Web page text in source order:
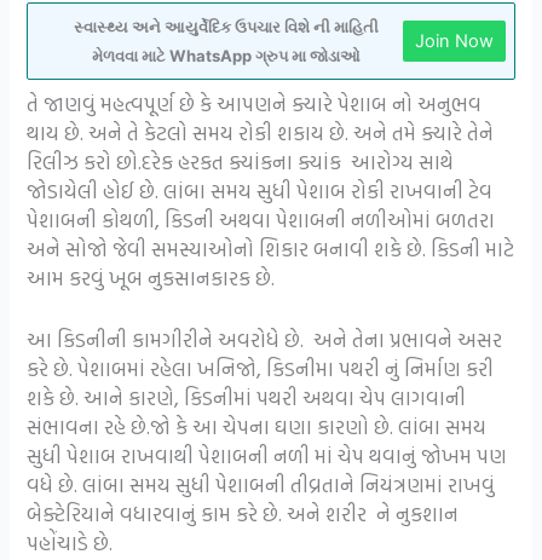
સ્વાસ્થ્ય અને આયુર્વેદિક ઉપચાર વિશે ની માહિતી
મેળવવા માટે WhatsApp ગ્રુપ મા જોડાઓ
Join Now
તે જાણવું મહત્વપૂર્ણ છે કે આપણને ક્યારે પેશાબ નો અનુભવ
થાય છે. અને તે કેટલો સમય રોકી શકાય છે. અને તમે ક્યારે તેને
રિલીઝ કરો છો.દરેક હરકત ક્યાંકના ક્યાંક આરોગ્ય સાથે
જોડાયેલી હોઈ છે. લાંબા સમય સુધી પેશાબ રોકી રાખવાની ટેવ
પેશાબની કોથળી, કિડની અથવા પેશાબની નળીઓમાં બળતરા
અને સોજો જેવી સમસ્યાઓનો શિકાર બનાવી શકે છે. કિડની માટે
આમ કરવું ખૂબ નુકસાનકારક છે.
આ કિડનીની કામગીરીને અવરોધે છે. અને તેના પ્રભાવને અસર
કરે છે. પેશાબમાં રહેલા ખનિજો, કિડનીમા પથરી નું નિર્માણ કરી
શકે છે. આને કારણે, કિડનીમાં પથરી અથવા ચેપ લાગવાની
સંભાવના રહે છે.જો કે આ ચેપના ઘણા કારણો છે. લાંબા સમય
સુધી પેશાબ રાખવાથી પેશાબની નળી માં ચેપ થવાનું જોખમ પણ
વધે છે. લાંબા સમય સુધી પેશાબની તીવ્રતાને નિયંત્રણમાં રાખવું
બેક્ટેરિયાને વધારવાનું કામ કરે છે. અને શરીર ને નુકશાન
પહોંચાડે છે.